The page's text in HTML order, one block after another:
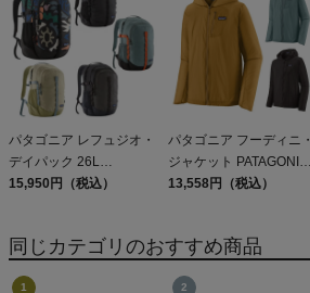
パタゴニア レフュジオ・
デイパック 26L
PATAGONIA REFUGIO
15,950円（税込）
パタゴニア フーディニ・
ジャケット PATAGONIA
MS HOUDINI JKT
13,558円（税込）
同じカテゴリのおすすめ商品